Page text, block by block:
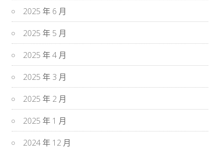
2025 年 6 月
2025 年 5 月
2025 年 4 月
2025 年 3 月
2025 年 2 月
2025 年 1 月
2024 年 12 月